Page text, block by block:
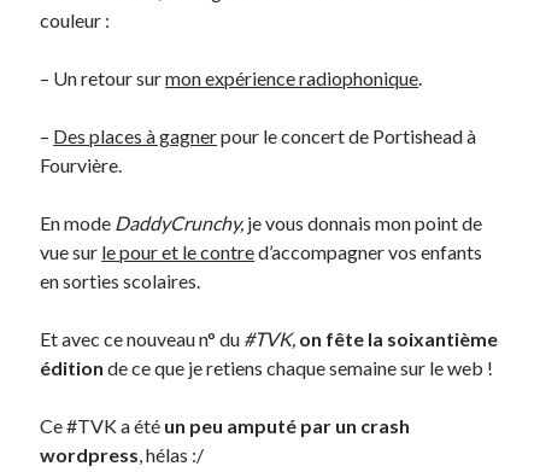
JFdansC’était pas mieux avant… à Lyon
littleceltdans
Renaud DucherdansComment j’ai opéré ma vélorution toute
personnelle
Commentaires récents
Entretien ménagerdansT’as vu quoi ? #52
littleceltdans Comment j’ai opéré ma vélorution toute personnelle
AnthonydansComment j’ai opéré ma vélorution toute personnelle
couleur :
– Un retour surmon expérience radiophonique.
– Des places à gagnerpour le concert de Portishead à
Fourvière.
En mode DaddyCrunchy, je vous donnais mon point de
vue sur le pour et le contred’accompagner vos enfants
en sorties scolaires.
Et avec ce nouveau n° du #TVK, on fête la soixantième
édition de ce que je retiens chaque semaine sur le web !
Ce #TVK a été un peu amputé par un crash
wordpress, hélas :/